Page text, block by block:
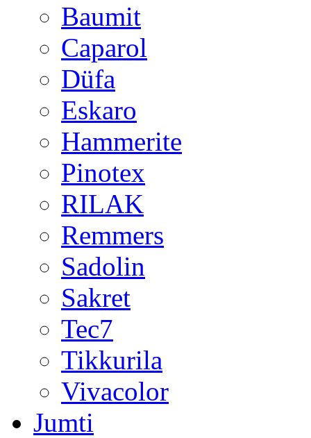
Baumit
Caparol
Düfa
Eskaro
Hammerite
Pinotex
RILAK
Remmers
Sadolin
Sakret
Tec7
Tikkurila
Vivacolor
Jumti